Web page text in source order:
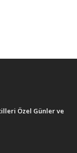
Özel Günler ve